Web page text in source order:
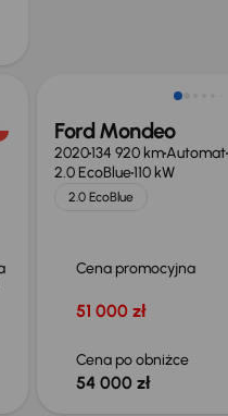
Ford Mondeo
2020134 920 kmAutomat
2.0 EcoBlue110 kW
2.0 EcoBlue
Cena promocyjna
51 000 zł
Cena po obniżce
54 000 zł